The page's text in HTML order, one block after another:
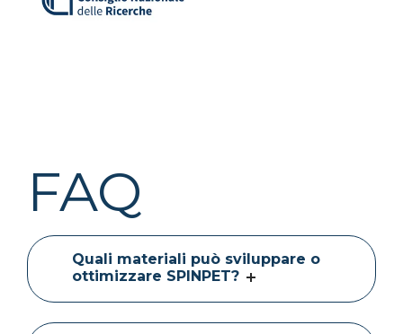
FAQ
Quali materiali può sviluppare o
ottimizzare SPINPET?